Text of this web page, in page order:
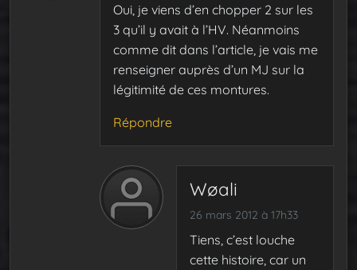
Oui, je viens d’en chopper 2 sur les
3 qu’il y avait à l’HV. Néanmoins
comme dit dans l’article, je vais me
renseigner auprès d’un MJ sur la
légitimité de ces montures.
Répondre
Wøali
26 mars 2012 à 17h33
Tiens, c’est louche
cette histoire, car un